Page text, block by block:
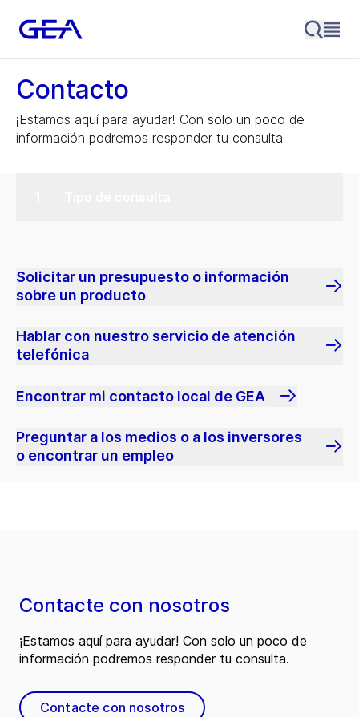
Contacto
¡Estamos aquí para ayudar! Con solo un poco de
información podremos responder tu consulta.
Solicitar un presupuesto o información
sobre un producto
Hablar con nuestro servicio de atención
telefónica
Encontrar mi contacto local de GEA
Preguntar a los medios o a los inversores
o encontrar un empleo
Contacte con nosotros
¡Estamos aquí para ayudar! Con solo un poco de
información podremos responder tu consulta.
Contacte con nosotros